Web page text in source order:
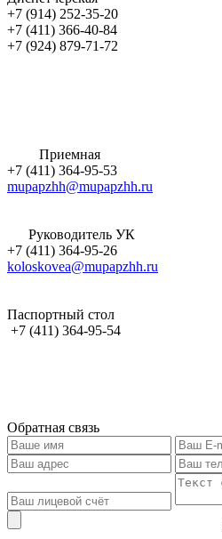
+7 (914) 252-35-20
+7 (411) 366-40-84
+7 (924) 879-71-72
Приемная
+7 (411) 364-95-53
mupapzhh@mupapzhh.ru
Руководитель УК
+7 (411) 364-95-26
koloskovea@mupapzhh.ru
Паспортный стол
+7 (411) 364-95-54
Обратная связь